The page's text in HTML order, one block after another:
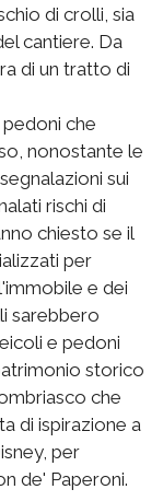
di crolli, sia
cantiere. Da
di un tratto di
che
nonostante le
sui
rischi di
chiesto se il
per
e dei
sarebbero
e pedoni
storico
che
di ispirazione a
per
de' Paperoni.